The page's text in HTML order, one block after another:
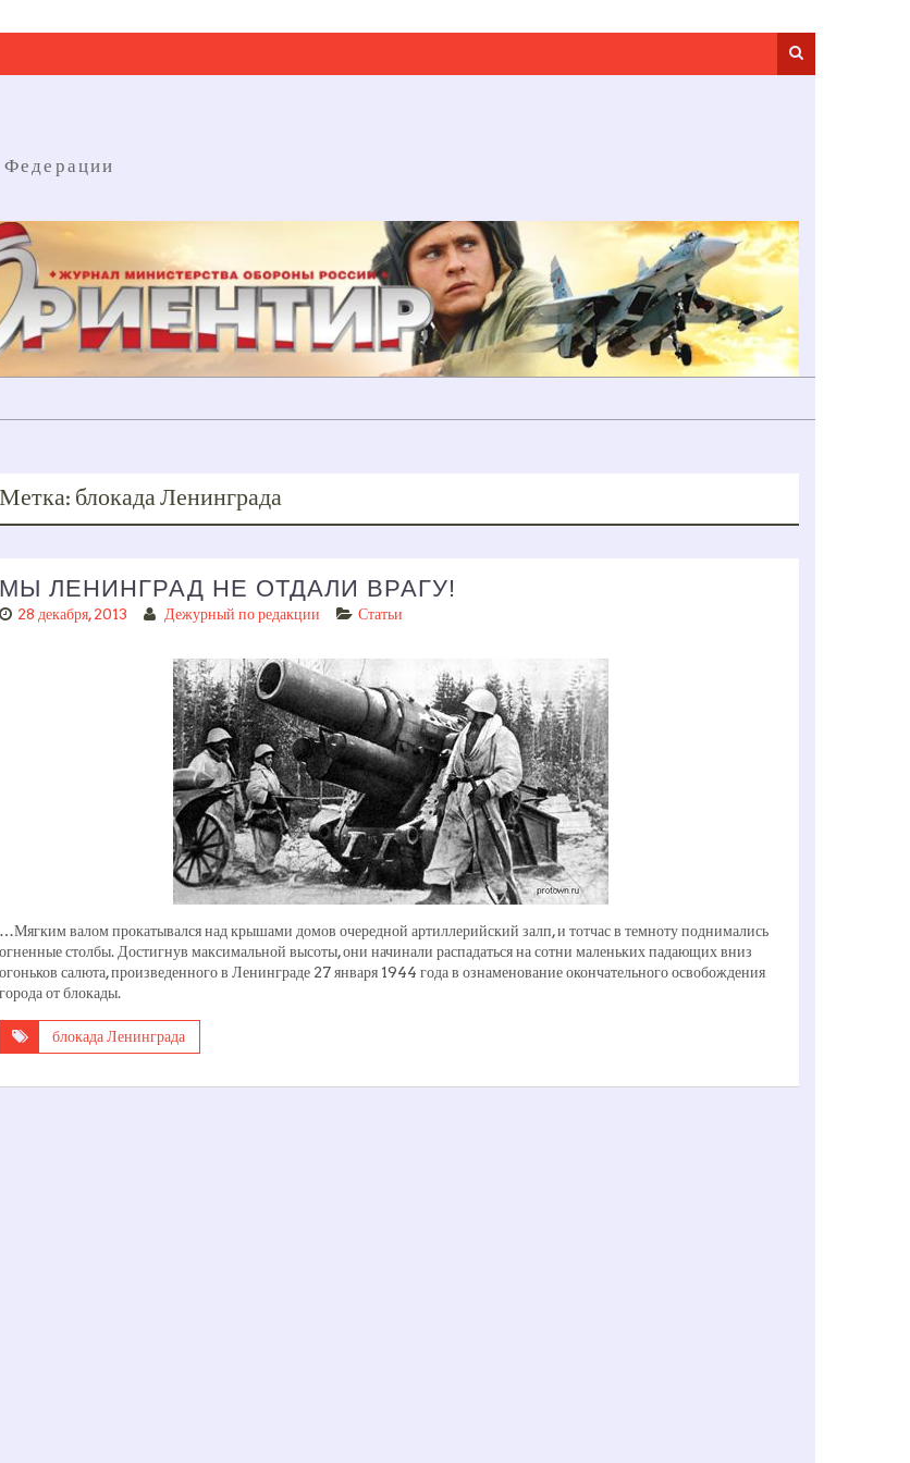
Метка: блокада Ленинграда
МЫ ЛЕНИНГРАД НЕ ОТДАЛИ ВРАГУ!
28 декабря, 2013 Дежурный по редакции Статьи
…Мягким валом прокатывался над крышами домов очередной артиллерийский залп, и тотчас в темноту поднимались
огненные столбы. Достигнув максимальной высоты, они начинали распадаться на сотни маленьких падающих вниз
огоньков салюта, произведенного в Ленинграде 27 января 1944 года в ознаменование окончательного освобождения
города от блокады.
блокада Ленинграда